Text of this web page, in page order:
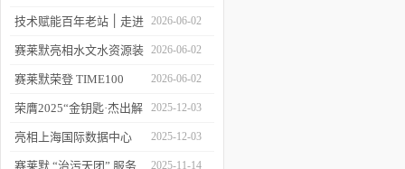
莱默精彩亮相2026上海世
环会
技术赋能百年老站 ׀ 走进
都江堰：从千年治水智慧
到现代水文监测
2026-06-02
赛莱默亮相水文水资源装
备展 | 以数字化和智能化
技术赋能水文现代化建设
2026-06-02
赛莱默荣登 TIME100
2026 全球百强影响力企
业榜单
2026-06-02
荣膺2025“金钥匙·杰出解
决方案”！赛莱默青少年
水教育行动，浇灌可持续
2025-12-03
亮相上海国际数据中心
展！赛莱默助力AI时代数
2025-12-03
赛莱默 “治污天团” 服务 2025-11-14